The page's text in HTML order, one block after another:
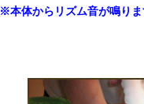
※本体からリズム音が鳴り